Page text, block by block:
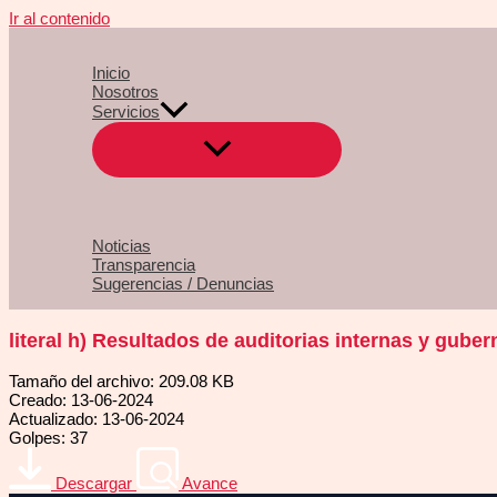
Ir al contenido
Inicio
Nosotros
Servicios
Noticias
Transparencia
Sugerencias / Denuncias
literal h) Resultados de auditorias internas y
Tamaño del archivo: 209.08 KB
Creado: 13-06-2024
Actualizado: 13-06-2024
Golpes: 37
Descargar Avance